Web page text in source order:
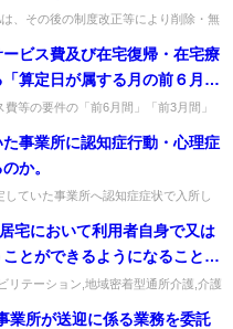
のか。 (1) 利用者が通所を休
きなかった場合。 (2) 利用者
選択的サービスも月に１回し
用日が隔週で、利用回数が月
に選択的サービスを実施し、
ービスを実施した場合。 (4)
利用することとなった新規の
週目に選択的サービスを実施
複数の選択的サービスを実施
、その後の制度改正等により削除・無
ビス費及び在宅復帰・在宅療
算定日が属する月の前６月
３月間」とはどの範囲なの
等の要件の「前6月間」「前3月間」
事業所に認知症行動・心理症
か。
していた事業所へ認知症症状で入所し
宅において利用者自身で又は
とができるようになることを
合の「居宅」とはどのような
リテーション,地域密着型通所介護,介護
業所が送迎に係る業務を委託